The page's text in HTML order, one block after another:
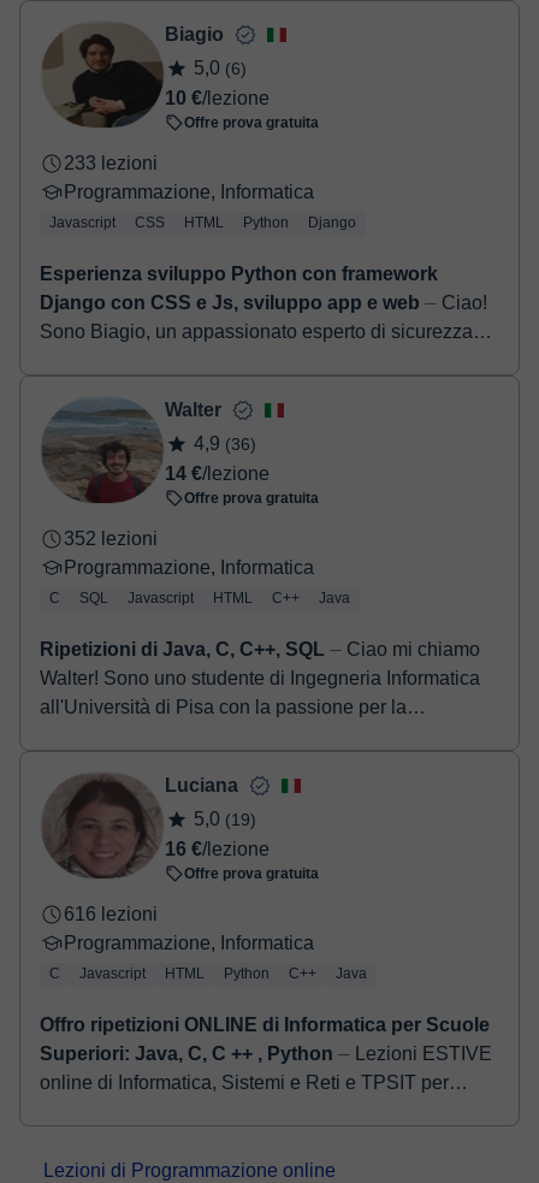
Una volta che hai realizzato il pagamento, riceverai un email di
conferma della prenotazione.
Biagio
5,0 (6)
10 €/lezione
Offre prova gratuita
233 lezioni
Programmazione, Informatica
Javascript CSS HTML Python Django
Esperienza sviluppo Python con framework
Django con CSS e Js, sviluppo app e web ⏤ Ciao!
Sono Biagio, un appassionato esperto di sicurezza
Walter
4,9 (36)
14 €/lezione
Offre prova gratuita
352 lezioni
Programmazione, Informatica
C SQL Javascript HTML C++ Java
Ripetizioni di Java, C, C++, SQL ⏤ Ciao mi chiamo
Walter! Sono uno studente di Ingegneria Informatica
all'Università di Pisa con la passione per la
Luciana
5,0 (19)
16 €/lezione
Offre prova gratuita
616 lezioni
Programmazione, Informatica
C Javascript HTML Python C++ Java
Offro ripetizioni ONLINE di Informatica per Scuole
Superiori: Java, C, C ++ , Python ⏤ Lezioni ESTIVE
online di Informatica, Sistemi e Reti e TPSIT per
Lezioni di Programmazione online